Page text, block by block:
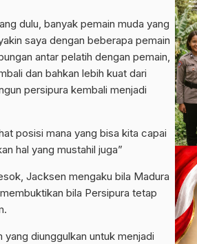
dulu, banyak pemain muda yang
saya dengan beberapa pemain
antar pelatih dengan pemain,
dan bahkan lebih kuat dari
persipura kembali menjadi
posisi mana yang bisa kita capai
hal yang mustahil juga”
Jacksen mengaku bila Madura
bila Persipura tetap
diunggulkan untuk menjadi